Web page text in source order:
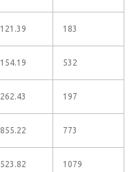
121.39 183
154.19 532
262.43 197
855.22 773
523.82 1079